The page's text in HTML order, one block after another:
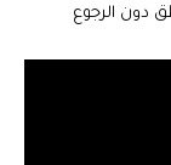
دون الرجوع